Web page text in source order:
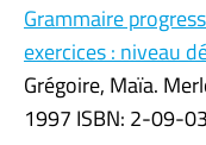
Grammaire
exercices : niveau
Grégoire, Maïa.
1997 ISBN: 2-09-